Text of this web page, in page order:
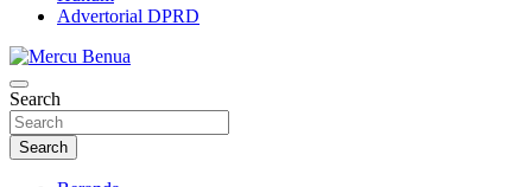
Advertorial DPRD
Mercu Benua
Suara Masyarakat Bawah
Search
Search